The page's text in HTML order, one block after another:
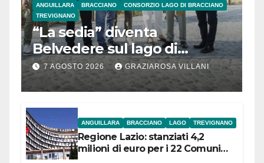
ANGUILLARA BRACCIANO
CONSORZIO LAGO DI BRACCIANO
TREVIGNANO
“La sedia” diventa
Belvedere sul lago di
Bracciano: ieri
l’inaugurazione
7 AGOSTO 2026 GRAZIAROSA VILLANI
ANGUILLARA BRACCIANO LAGO TREVIGNANO
Regione Lazio: stanziati 4,2
milioni di euro per i 22 Comuni